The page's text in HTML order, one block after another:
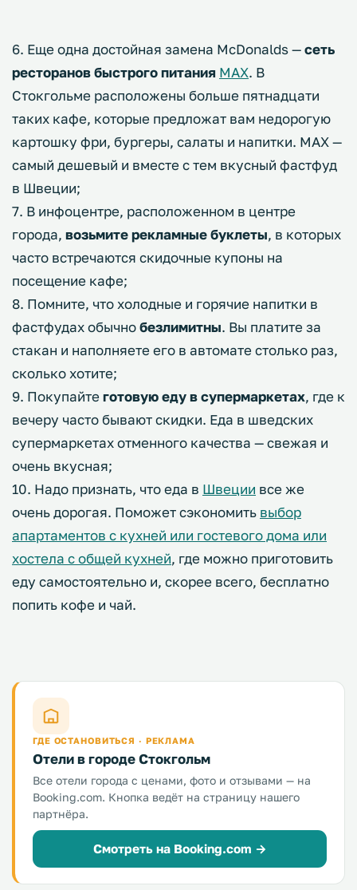
6. Еще одна достойная замена McDonalds —сеть
ресторанов быстрого питания MAX. В
Стокгольме расположены больше пятнадцати
таких кафе, которые предложат вам недорогую
картошку фри, бургеры, салаты и напитки. MAX —
самый дешевый и вместе с тем вкусный фастфуд
в Швеции;
7. В инфоцентре, расположенном в центре
города, возьмите рекламные буклеты, в которых
часто встречаются скидочные купоны на
посещение кафе;
8. Помните, что холодные и горячие напитки в
фастфудах обычнобезлимитны. Вы платите за
стакан и наполняете его в автомате столько раз,
сколько хотите;
9. Покупайте готовую еду в супермаркетах, где к
вечеру часто бывают скидки. Еда в шведских
супермаркетах отменного качества — свежая и
очень вкусная;
10. Надо признать, что еда в Швеции все же
очень дорогая. Поможет сэкономить выбор
апартаментов с кухней или гостевого дома или
хостела с общей кухней, где можно приготовить
еду самостоятельно и, скорее всего, бесплатно
попить кофе и чай.
ГДЕ ОСТАНОВИТЬСЯ · РЕКЛАМА
Отели в городе Стокгольм
Все отели города с ценами, фото и отзывами — на
Booking.com. Кнопка ведёт на страницу нашего
партнёра.
Смотреть на Booking.com →